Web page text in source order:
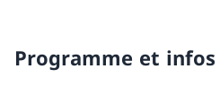
Programme et